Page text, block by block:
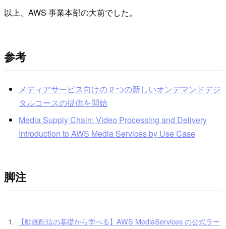
以上、AWS 事業本部の大前でした。
参考
メディアサービス向けの 2 つの新しいオンデマンドデジ
タルコースの提供を開始
Media Supply Chain: Video Processing and Delivery
Introduction to AWS Media Services by Use Case
脚注
【動画配信の基礎から学べる】AWS MediaServices の公式ラー